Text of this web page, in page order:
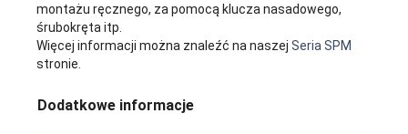
montażu ręcznego, za pomocą klucza nasadowego,
śrubokręta itp.
Więcej informacji można znaleźć na naszejSeria SPM
stronie.
Dodatkowe informacje